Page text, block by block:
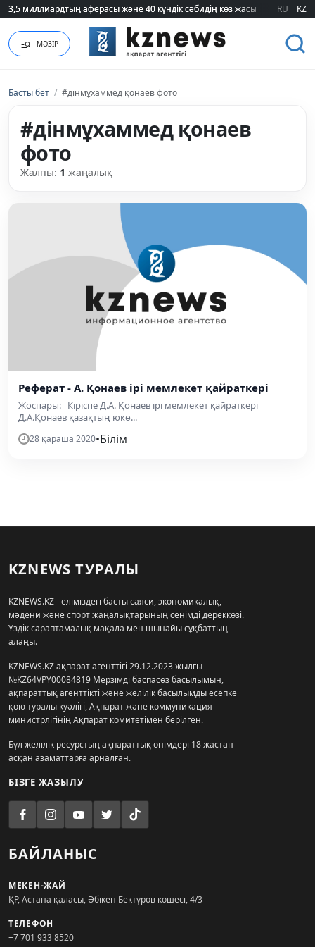
3,5 миллиардтың аферасы және 40 күндік сәбидің көз жасы:
3,5 миллиардтың аферасы және 40 күндік сәбидің көз жасы: RU KZ
МӘЗІР
Басты бет / #дінмұхаммед қонаев фото
#дінмұхаммед қонаев
фото
Жалпы: 1 жаңалық
Реферат - А. Қонаев ірі мемлекет қайраткері
Жоспары: Кіріспе Д.А. Қонаев ірі мемлекет қайраткері
Д.А.Қонаев қазақтың юкө...
28 қараша 2020•Білім
KZNEWS ТУРАЛЫ
KZNEWS.KZ - еліміздегі басты саяси, экономикалық,
мәдени және спорт жаңалықтарының сенімді дереккөзі.
Үздік сараптамалық мақала мен шынайы сұқбаттың
алаңы.
KZNEWS.KZ ақпарат агенттігі 29.12.2023 жылғы
№KZ64VPY00084819 Мерзімді баспасөз басылымын,
ақпараттық агенттікті және желілік басылымды есепке
қою туралы куәлігі, Ақпарат және коммуникация
министрлігінің Ақпарат комитетімен берілген.
Бұл желілік ресурстың ақпараттық өнімдері 18 жастан
асқан азаматтарға арналған.
БІЗГЕ ЖАЗЫЛУ
БАЙЛАНЫС
МЕКЕН-ЖАЙ
ҚР, Астана қаласы, Әбікен Бектұров көшесі, 4/3
ТЕЛЕФОН
+7 701 933 8520